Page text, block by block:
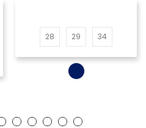
28 29 34